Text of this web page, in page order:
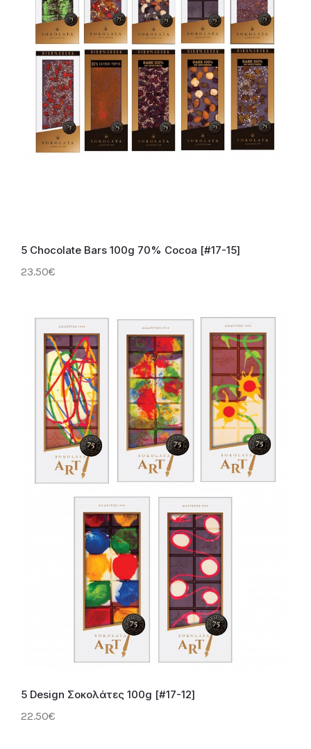
5 Chocolate Bars 100g 70% Cocoa [#17-15]
23.50€
5 Design Σοκολάτες 100g [#17-12]
22.50€